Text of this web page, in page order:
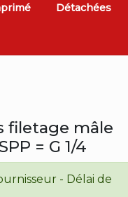
Détachées
filetage mâle
= G 1/4
- Délai de